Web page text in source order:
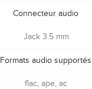
Connecteur audio
Jack 3.5 mm
Formats audio supportés
flac, ape, ac